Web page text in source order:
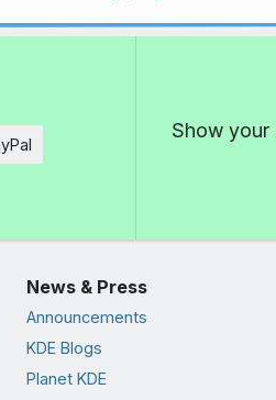
Show your
News & Press
Announcements
KDE Blogs
Planet KDE